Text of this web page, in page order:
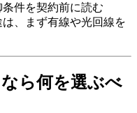
件を契約前に読む
、まず有線や光回線を
ら何を選ぶべ